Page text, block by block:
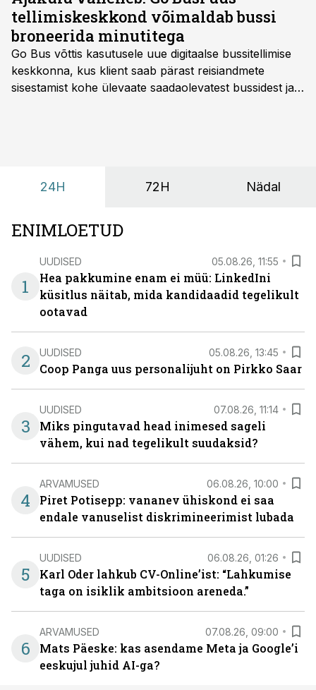
aastal.
tellimiskeskkond võimaldab bussi
broneerida minutitega
Go Bus võttis kasutusele uue digitaalse bussitellimise
keskkonna, kus klient saab pärast reisiandmete
sisestamist kohe ülevaate saadaolevatest bussidest ja
24H 72H Nädal
ENIMLOETUD
1
UUDISED 05.08.26, 11:55
Hea pakkumine enam ei müü: LinkedIni
küsitlus näitab, mida kandidaadid tegelikult
ootavad
2 UUDISED 05.08.26, 13:45
Coop Panga uus personalijuht on Pirkko Saar
3
UUDISED 07.08.26, 11:14
Miks pingutavad head inimesed sageli
vähem, kui nad tegelikult suudaksid?
4
ARVAMUSED 06.08.26, 10:00
Piret Potisepp: vananev ühiskond ei saa
endale vanuselist diskrimineerimist lubada
5
UUDISED 06.08.26, 01:26
Karl Oder lahkub CV-Online’ist: “Lahkumise
taga on isiklik ambitsioon areneda.”
6
ARVAMUSED 07.08.26, 09:00
Mats Päeske: kas asendame Meta ja Google’i
eeskujul juhid AI-ga?